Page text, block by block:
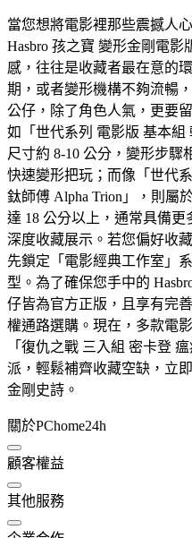
當您想將電影裡那些震撼人
Hasbro 孩之寶 變形金剛電
感，往往是收藏者最在意的
期，或者變形機構不夠流暢
公仔，除了角色人氣，更要
如「世代系列 電影版 基本組
尺寸約 8-10 公分，變形步
快速變形把玩；而像「世代
鈦師傅 Alpha Trion」，則屬
達 18 公分以上，通常具備
深度收藏展示。若您偏好收
先鎖定「電影經典工作室」
型。為了確保您手中的
仔皆為官方正版，且享有完
權通路選購。現在，多款電
「復仇之戰 三入組 密卡登
派，輕鬆補齊收藏空缺，立
金剛史詩。
關於PChome24h
顧客權益
其他服務